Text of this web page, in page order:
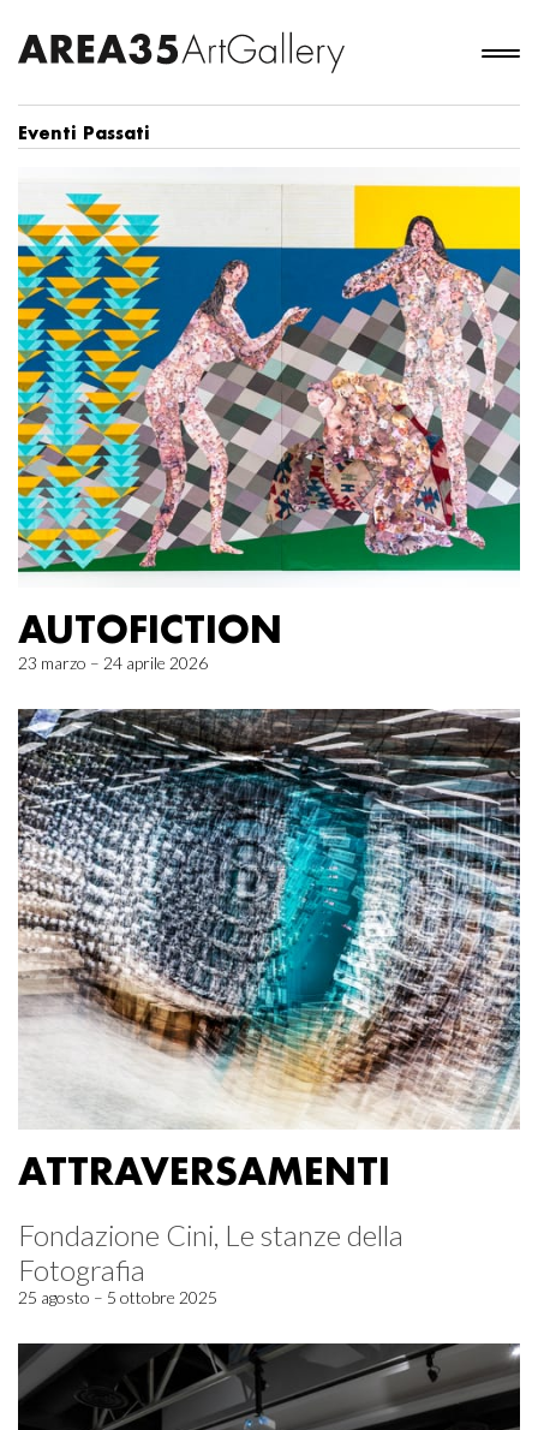
Eventi Passati
AUTOFICTION
23 marzo – 24 aprile 2026
ATTRAVERSAMENTI
Fondazione Cini, Le stanze della
Fotografia
25 agosto – 5 ottobre 2025